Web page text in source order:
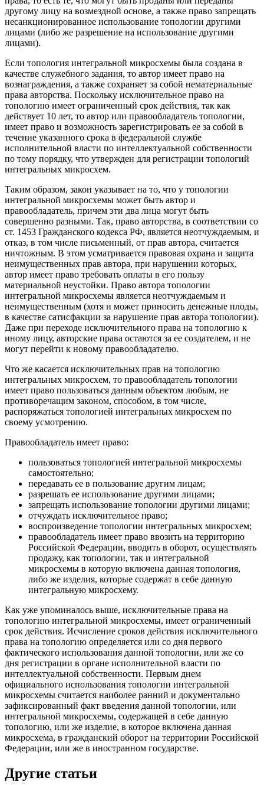
другому лицу на возмездной основе, а также право запрещать
несанкционированное использование топологии другими
лицами (либо же разрешение на использование другими
лицами).
Если топология интегральной микросхемы была создана в
качестве служебного задания, то автор имеет право на
вознаграждения, а также сохраняет за собой нематериальные
права авторства. Поскольку исключительное право на
топологию имеет ограниченный срок действия, так как
действует 10 лет, то автор или правообладатель топологии,
имеет право и возможность зарегистрировать ее за собой в
течение указанного срока в федеральной службе
исполнительной власти по интеллектуальной собственности
по тому порядку, что утвержден для регистрации топологий
интегральных микросхем.
Таким образом, закон указывает на то, что у топологии
интегральной микросхемы может быть автор и
правообладатель, причем эти два лица могут быть
совершенно разными. Так, право авторства, в соответствии со
ст. 1453 Гражданского кодекса РФ, является неотчуждаемым, и
отказ, в том числе письменный, от прав автора, считается
ничтожным. В этом усматривается правовая охрана и защита
неимущественных прав автора, при нарушении которых,
автор имеет право требовать оплаты в его пользу
материальной неустойки. Право автора топологии
интегральной микросхемы является неотчуждаемым и
неимущественным (хотя и может приносить денежные плоды,
в качестве сатисфакции за нарушение прав автора топологии).
Даже при переходе исключительного права на топологию к
иному лицу, авторские права остаются за ее создателем, и не
могут перейти к новому правообладателю.
Что же касается исключительных прав на топологию
интегральных микросхем, то правообладатель топологии
имеет право пользоваться данным объектом любым, не
противоречащим законом, способом, в том числе,
распоряжаться топологией интегральных микросхем по
своему усмотрению.
Правообладатель имеет право:
пользоваться топологией интегральной микросхемы
самостоятельно;
передавать ее в пользование другим лицам;
разрешать ее использование другими лицами;
запрещать использование топологии другими лицами;
отчуждать исключительное право;
воспроизведение топологии интегральных микросхем;
правообладатель имеет право ввозить на территорию
Российской Федерации, вводить в оборот, осуществлять
продажу, как топологии, так и интегральной
микросхемы в которую включена данная топология,
либо же изделия, которые содержат в себе данную
интегральную микросхему.
Как уже упоминалось выше, исключительные права на
топологию интегральной микросхемы, имеет ограниченный
срок действия. Исчисление сроков действия исключительного
права на топологию определяется или со дня первого
фактического использования данной топологии, или же со
дня регистрации в органе исполнительной власти по
интеллектуальной собственности. Первым днем
официального использования топологии интегральной
микросхемы считается наиболее ранний и документально
зафиксированный факт введения данной топологии, или
интегральной микросхемы, содержащей в себе данную
топологию, или же изделие, в которое включена данная
микросхема, в гражданский оборот на территории Российской
Федерации, или же в иностранном государстве.
Другие статьи